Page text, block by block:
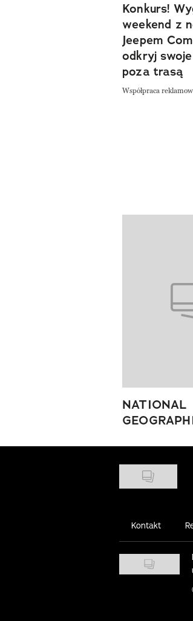
previous
Konkurs!
weekend z
Jeepem
odkryj
poza trasą
Współpraca
NATIONAL
Kontakt